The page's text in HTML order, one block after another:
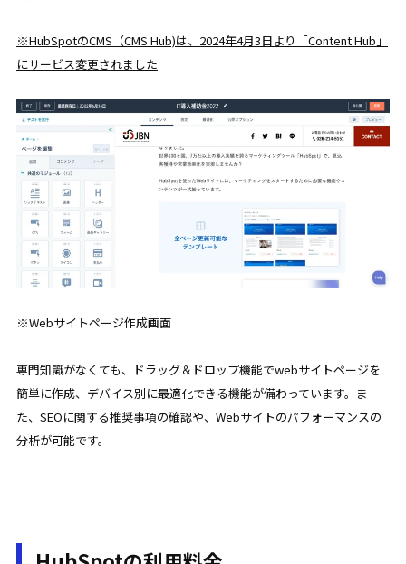
※HubSpotのCMS（CMS Hub)は、2024年4月3日より「Content Hub」
にサービス変更されました
※Webサイトページ作成画面
専門知識がなくても、ドラッグ＆ドロップ機能でwebサイトページを
簡単に作成、デバイス別に最適化できる機能が備わっています。ま
た、SEOに関する推奨事項の確認や、Webサイトのパフォーマンスの
分析が可能です。